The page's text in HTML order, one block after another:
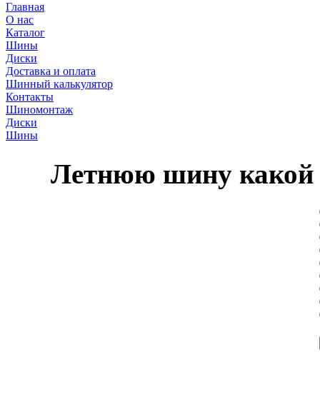
Главная
О нас
Каталог
Шины
Диски
Доставка и оплата
Шинный калькулятор
Контакты
Шиномонтаж
Диски
Шины
Летнюю шину какой